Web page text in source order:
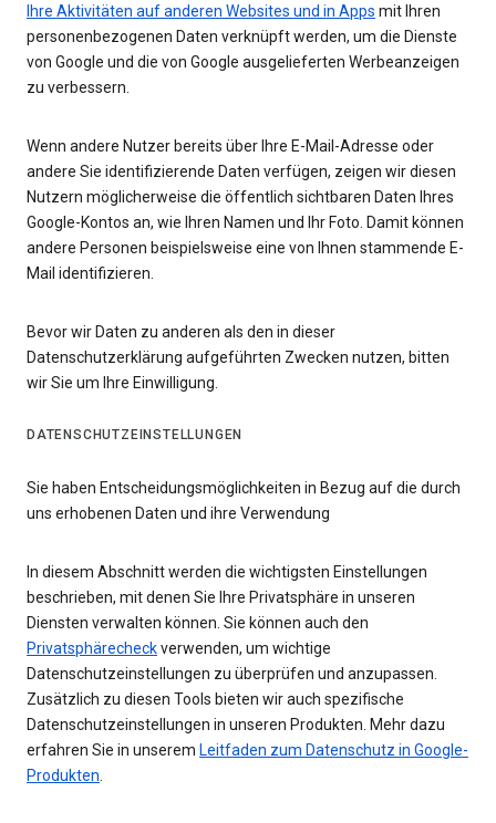
Ihre Aktivitäten auf anderen Websites und in Apps mit Ihren
personenbezogenen Daten verknüpft werden, um die Dienste
von Google und die von Google ausgelieferten Werbeanzeigen
zu verbessern.
Wenn andere Nutzer bereits über Ihre E-Mail-Adresse oder
andere Sie identifizierende Daten verfügen, zeigen wir diesen
Nutzern möglicherweise die öffentlich sichtbaren Daten Ihres
Google-Kontos an, wie Ihren Namen und Ihr Foto. Damit können
andere Personen beispielsweise eine von Ihnen stammende E-
Mail identifizieren.
Bevor wir Daten zu anderen als den in dieser
Datenschutzerklärung aufgeführten Zwecken nutzen, bitten
wir Sie um Ihre Einwilligung.
DATENSCHUTZEINSTELLUNGEN
Sie haben Entscheidungsmöglichkeiten in Bezug auf die durch
uns erhobenen Daten und ihre Verwendung
In diesem Abschnitt werden die wichtigsten Einstellungen
beschrieben, mit denen Sie Ihre Privatsphäre in unseren
Diensten verwalten können. Sie können auch den
Privatsphärecheckverwenden, um wichtige
Datenschutzeinstellungen zu überprüfen und anzupassen.
Zusätzlich zu diesen Tools bieten wir auch spezifische
Datenschutzeinstellungen in unseren Produkten. Mehr dazu
erfahren Sie in unserem Leitfaden zum Datenschutz in Google-
Produkten